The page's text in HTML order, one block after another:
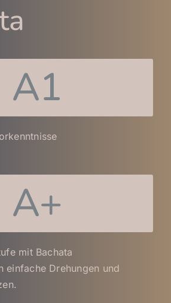
A1
A+
mit Bachata
einfache Drehungen und